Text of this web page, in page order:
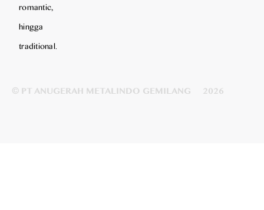
romantic,
hingga
traditional.
© PT ANUGERAH METALINDO GEMILANG 2026